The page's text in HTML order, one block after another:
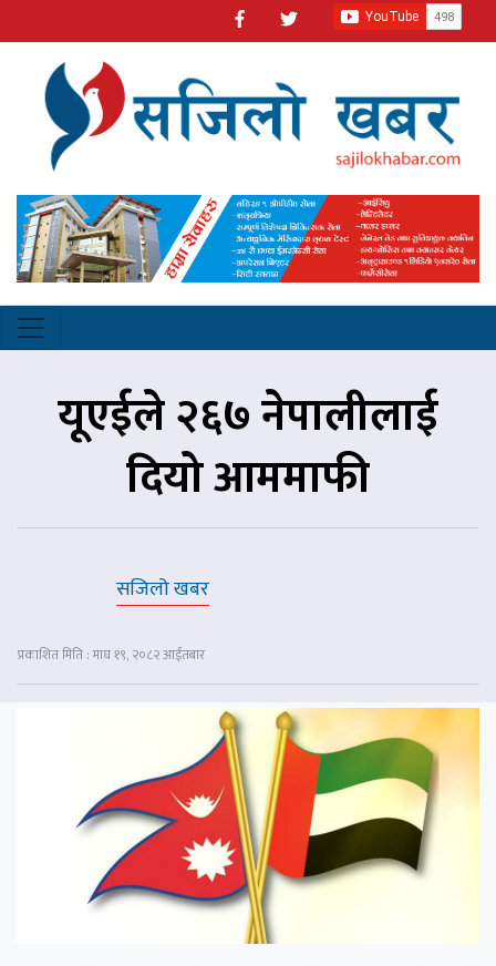
यूएईले २६७ नेपालीलाई
दियो आममाफी
सजिलो खबर
प्रकाशित मिति : माघ १९, २०८२ आईतबार